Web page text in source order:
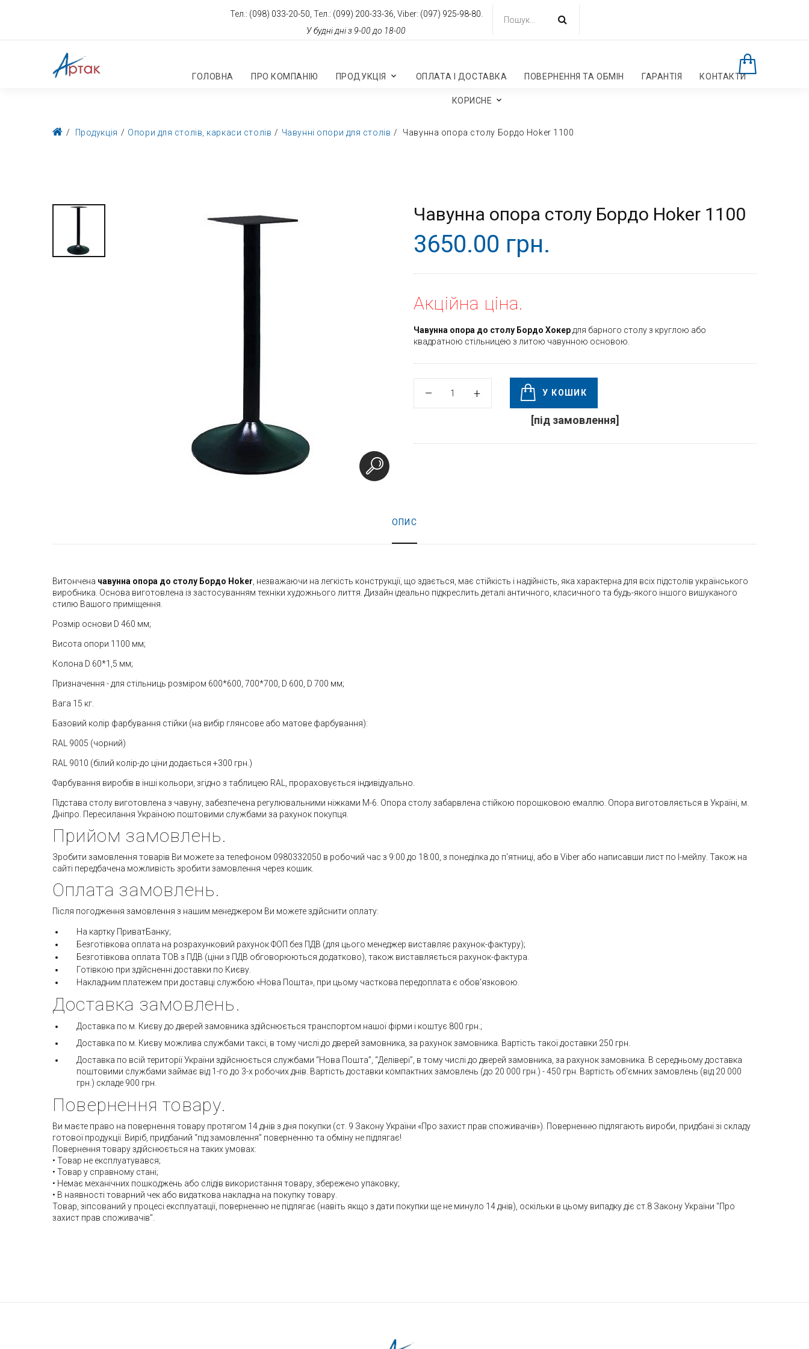
Тел.: (098) 033-20-50, Тел.: (099) 200-33-36, Viber: (097) 925-98-80.
У будні дні з 9-00 до 18-00
ГОЛОВНА ПРО КОМПАНІЮ ПРОДУКЦІЯ ОПЛАТА І ДОСТАВКА ПОВЕРНЕННЯ ТА ОБМІН ГАРАНТІЯ КОНТАКТИ
КОРИСНЕ
Продукція Опори для столів, каркаси столів Чавунні опори для столів Чавунна опора столу Бордо Hoker 1100
Чавунна опора столу Бордо Hoker 1100
3650.00 грн.
Акційна ціна.
Чавунна опора до столу Бордо Хокер для барного столу з круглою або
квадратною стільницею з литою чавунною основою.
У КОШИК
[під замовлення]
ОПИС
Витончена чавунна опора до столу Бордо Hoker , незважаючи на легкість конструкції, що здається, має стійкість і надійність, яка характерна для всіх підстолів українського
виробника. Основа виготовлена із застосуванням техніки художнього лиття. Дизайн ідеально підкреслить деталі античного, класичного та будь-якого іншого вишуканого
стилю Вашого приміщення.
Розмір основи D 460 мм;
Висота опори 1100 мм;
Колона D 60*1,5 мм;
Призначення - для стільниць розміром 600*600, 700*700, D 600, D 700 мм;
Вага 15 кг.
Базовий колір фарбування стійки (на вибір глянсове або матове фарбування):
RAL 9005 (чорний)
RAL 9010 (білий колір-до ціни додається +300 грн.)
Фарбування виробів в інші кольори, згідно з таблицею RAL, прораховується індивідуально.
Підстава столу виготовлена з чавуну, забезпечена регулювальними ніжками М-6. Опора столу забарвлена стійкою порошковою емаллю. Опора виготовляється в Україні, м.
Дніпро. Пересилання Україною поштовими службами за рахунок покупця.
Прийом замовлень.
Зробити замовлення товарів Ви можете за телефоном 0980332050 в робочий час з 9:00 до 18:00, з понеділка до п'ятниці, або в Viber або написавши лист по І-мейлу. Також на
сайті передбачена можливість зробити замовлення через кошик.
Оплата замовлень.
Після погодження замовлення з нашим менеджером Ви можете здійснити оплату:
На картку ПриватБанку;
Безготівкова оплата на розрахунковий рахунок ФОП без ПДВ (для цього менеджер виставляє рахунок-фактуру);
Безготівкова оплата ТОВ з ПДВ (ціни з ПДВ обговорюються додатково), також виставляється рахунок-фактура.
Готівкою при здійсненні доставки по Києву.
Накладним платежем при доставці службою «Нова Пошта», при цьому часткова передоплата є обов'язковою.
Доставка замовлень.
Доставка по м. Києву до дверей замовника здійснюється транспортом нашої фірми і коштує 800 грн.;
Доставка по м. Києву можлива службами таксі, в тому числі до дверей замовника, за рахунок замовника. Вартість такої доставки 250 грн.
Доставка по всій території України здійснюється службами “Нова Пошта”, “Делівері”, в тому числі до дверей замовника, за рахунок замовника. В середньому доставка
поштовими службами займає від 1-го до 3-х робочих днів. Вартість доставки компактних замовлень (до 20 000 грн.) - 450 грн. Вартість об'ємних замовлень (від 20 000
грн.) складе 900 грн.
Повернення товару.
Ви маєте право на повернення товару протягом 14 днів з дня покупки (ст. 9 Закону України «Про захист прав споживачів»). Поверненню підлягають вироби, придбані зі складу
готової продукції. Виріб, придбаний “під замовлення” поверненню та обміну не підлягає!
Повернення товару здійснюється на таких умовах:
• Товар не експлуатувався;
• Товар у справному стані;
• Немає механічних пошкоджень або слідів використання товару, збережено упаковку;
• В наявності товарний чек або видаткова накладна на покупку товару.
Товар, зіпсований у процесі експлуатації, поверненню не підлягає (навіть якщо з дати покупки ще не минуло 14 днів), оскільки в цьому випадку діє ст.8 Закону України "Про
захист прав споживачів".